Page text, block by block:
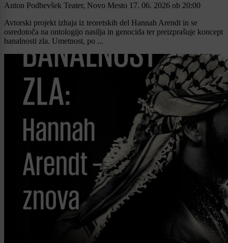
Anton Podbevšek Teater, Novo Mesto 17. 06. 2026 ob 20:00
Avtorski projekt izhaja iz teoretskih del Hannah Arendt in se
osredotoča na ontologijo nasilja in genocida ter preizprašuje koncept
banalnosti zla. Umetnost, po ...